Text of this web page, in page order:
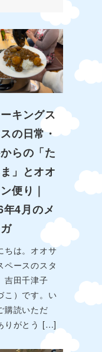
キングス
の日常・
らの「た
」とオオ
便り｜
4月のメ
ちは。オオサ
ペースのスタ
吉田千津子
こ）です。い
購読いただ
りがとう […]